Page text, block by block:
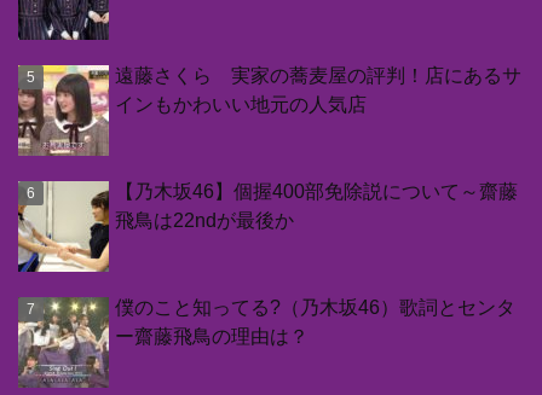
遠藤さくら 実家の蕎麦屋の評判！店にあるサ
インもかわいい地元の人気店
【乃木坂46】個握400部免除説について～齋藤
飛鳥は22ndが最後か
僕のこと知ってる?（乃木坂46）歌詞とセンタ
ー齋藤飛鳥の理由は？